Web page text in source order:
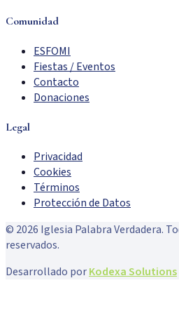
Comunidad
ESFOMI
Fiestas / Eventos
Contacto
Donaciones
Legal
Privacidad
Cookies
Términos
Protección de Datos
© 2026 Iglesia Palabra Verdadera.
reservados.
Desarrollado porKodexa Solutions